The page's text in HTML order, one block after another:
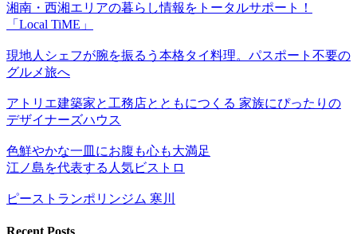
湘南・西湘エリアの暮らし情報をトータルサポート！
「Local TiME」
現地人シェフが腕を振るう本格タイ料理。パスポート不要の
グルメ旅へ
アトリエ建築家と工務店とともにつくる 家族にぴったりの
デザイナーズハウス
色鮮やかな一皿にお腹も心も大満足
江ノ島を代表する人気ビストロ
ピーストランポリンジム 寒川